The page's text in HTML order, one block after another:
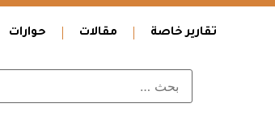
تقارير خاصة مقالات حوارات